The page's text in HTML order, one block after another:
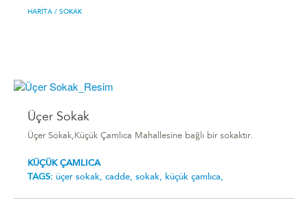
HARITA / SOKAK
Üçer Sokak
Üçer Sokak,Küçük Çamlıca Mahallesine bağlı bir sokaktır.
KÜÇÜK ÇAMLICA
TAGS: üçer sokak, cadde, sokak, küçük çamlıca,